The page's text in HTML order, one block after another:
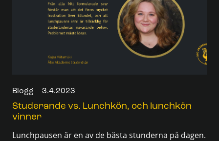
Blogg – 3.4.2023
Studerande vs. Lunchkön, och lunchkön
vinner
Lunchpausen är en av de bästa stunderna på dagen.